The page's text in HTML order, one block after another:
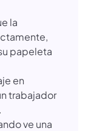
la
papeleta
en
trabajador
ve una